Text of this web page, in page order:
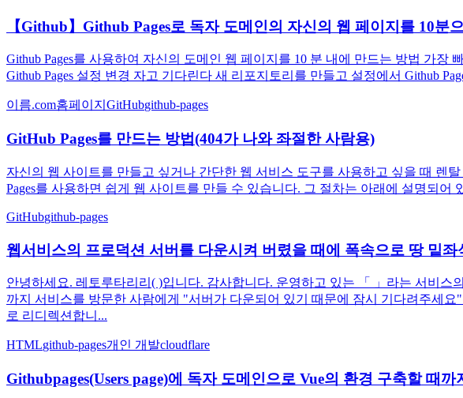
【Github】Github Pages로 독자 도메인의 자신의 웹 페이지를 10분
Github Pages를 사용하여 자신의 도메인 웹 페이지를 10 분 내에 만드는 방법 가장
Github Pages 설정 변경 자고 기다린다 새 리포지토리를 만들고 설정에서 Github
이름.com홈페이지 GitHubgithub-pages
GitHub Pages를 만드는 방법(404가 나와 좌절한 사람용)
자신의 웹 사이트를 만들고 싶거나 간단한 웹 서비스 도구를 사용하고 싶을 때 렌
Pages를 사용하면 쉽게 웹 사이트를 만들 수 있습니다. 그 절차는 아래에 설명되어
GitHubgithub-pages
웹서비스의 프로덕션 서버를 다운시켜 버렸을 때에 폭속으로 땅 밑좌
안녕하세요. 레토루타리리( )입니다. 감사합니다. 운영하고 있는 「 」라는 서비
까지 서비스를 방문한 사람에게 "서버가 다운되어 있기 때문에 잠시 기다려주세
로 리디렉션합니...
HTMLgithub-pages개인 개발cloudflare
Githubpages(Users page)에 독자 도메인으로 Vue의 환경 구축할 때까